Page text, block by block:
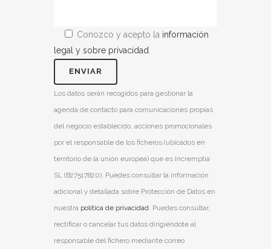
Conozco y acepto la información
legal y sobre privacidad
Los datos serán recogidos para gestionar la
agenda de contacto para comunicaciones propias
del negocio establecido, acciones promocionales
por el responsable de los ficheros (ubicados en
territorio de la unión europea) que es Incremptia
SL (B27517820). Puedes consultar la información
adicional y detallada sobre Protección de Datos en
nuestra política de privacidad. Puedes consultar,
rectificar o cancelar tus datos dirigiéndote al
responsable del fichero mediante correo